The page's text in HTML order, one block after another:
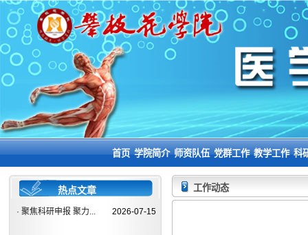
首页学院简介师资队伍党群工作教学工作科
热点文章
· 聚焦科研申报 聚力... 2026-07-15
工作动态